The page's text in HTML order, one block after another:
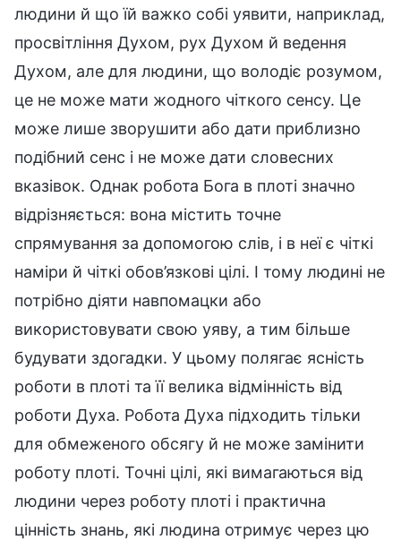
людини й що їй важко собі уявити, наприклад,
просвітління Духом, рух Духом й ведення
Духом, але для людини, що володіє розумом,
це не може мати жодного чіткого сенсу. Це
може лише зворушити або дати приблизно
подібний сенс і не може дати словесних
вказівок. Однак робота Бога в плоті значно
відрізняється: вона містить точне
спрямування за допомогою слів, і в неї є чіткі
наміри й чіткі обов’язкові цілі. І тому людині не
потрібно діяти навпомацки або
використовувати свою уяву, а тим більше
будувати здогадки. У цьому полягає ясність
роботи в плоті та її велика відмінність від
роботи Духа. Робота Духа підходить тільки
для обмеженого обсягу й не може замінити
роботу плоті. Точні цілі, які вимагаються від
людини через роботу плоті і практична
цінність знань, які людина отримує через цю